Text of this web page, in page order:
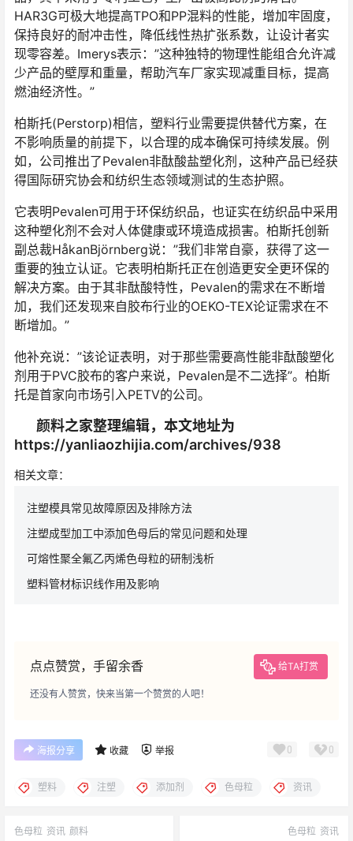
HAR3G可极大地提高TPO和PP混料的性能，增加牢固度，
保持良好的耐冲击性，降低线性热扩张系数，让设计者实
现零容差。Imerys表示：”这种独特的物理性能组合允许减
少产品的壁厚和重量，帮助汽车厂家实现减重目标，提高
燃油经济性。”
柏斯托(Perstorp)相信，塑料行业需要提供替代方案，在
不影响质量的前提下，以合理的成本确保可持续发展。例
如，公司推出了Pevalen非酞酸盐塑化剂，这种产品已经获
得国际研究协会和纺织生态领域测试的生态护照。
它表明Pevalen可用于环保纺织品，也证实在纺织品中采用
这种塑化剂不会对人体健康或环境造成损害。柏斯托创新
副总裁HåkanBjörnberg说：”我们非常自豪，获得了这一
重要的独立认证。它表明柏斯托正在创造更安全更环保的
解决方案。由于其非酞酸特性，Pevalen的需求在不断增
加，我们还发现来自胶布行业的OEKO-TEX论证需求在不
断增加。”
他补充说：”该论证表明，对于那些需要高性能非酞酸塑化
剂用于PVC胶布的客户来说，Pevalen是不二选择”。柏斯
托是首家向市场引入PETV的公司。
颜料之家整理编辑，本文地址为
https://yanliaozhijia.com/archives/938
相关文章：
注塑模具常见故障原因及排除方法
注塑成型加工中添加色母后的常见问题和处理
可熔性聚全氟乙丙烯色母粒的研制浅析
塑料管材标识线作用及影响
点点赞赏，手留余香 给TA打赏
还没有人赞赏，快来当第一个赞赏的人吧！
海报分享 收藏 举报 0 0
塑料 注塑 添加剂 色母粒 资讯
色母粒 资讯 颜料 色母粒 资讯